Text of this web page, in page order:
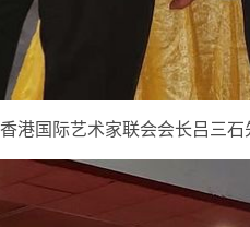
香港国际艺术家联会会长吕三